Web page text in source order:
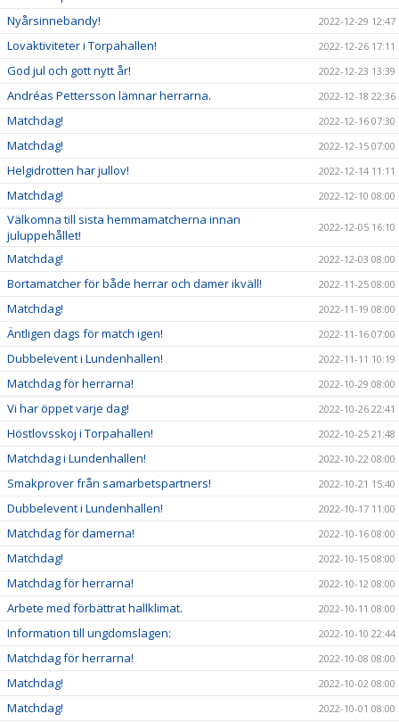
Nyårsinnebandy! 2022-12-29 12:47
Lovaktiviteter i Torpahallen! 2022-12-26 17:11
God jul och gott nytt år! 2022-12-23 13:39
Andréas Pettersson lämnar herrarna. 2022-12-18 22:36
Matchdag! 2022-12-16 07:30
Matchdag! 2022-12-15 07:00
Helgidrotten har jullov! 2022-12-14 11:11
Matchdag! 2022-12-10 08:00
Välkomna till sista hemmamatcherna innan
juluppehållet!
2022-12-05 16:10
Matchdag! 2022-12-03 08:00
Bortamatcher för både herrar och damer ikväll! 2022-11-25 08:00
Matchdag! 2022-11-19 08:00
Äntligen dags för match igen! 2022-11-16 07:00
Dubbelevent i Lundenhallen! 2022-11-11 10:19
Matchdag för herrarna! 2022-10-29 08:00
Vi har öppet varje dag! 2022-10-26 22:41
Höstlovsskoj i Torpahallen! 2022-10-25 21:48
Matchdag i Lundenhallen! 2022-10-22 08:00
Smakprover från samarbetspartners! 2022-10-21 15:40
Dubbelevent i Lundenhallen! 2022-10-17 11:00
Matchdag för damerna! 2022-10-16 08:00
Matchdag! 2022-10-15 08:00
Matchdag för herrarna! 2022-10-12 08:00
Arbete med förbättrat hallklimat. 2022-10-11 08:00
Information till ungdomslagen: 2022-10-10 22:44
Matchdag för herrarna! 2022-10-08 08:00
Matchdag! 2022-10-02 08:00
Matchdag! 2022-10-01 08:00